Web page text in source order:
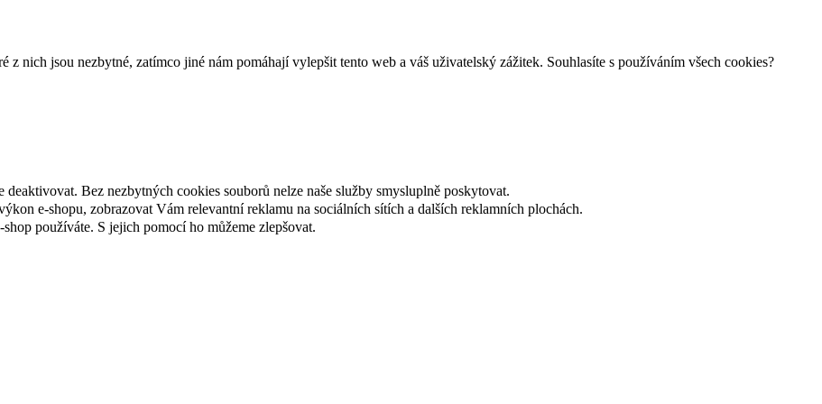
nich jsou nezbytné, zatímco jiné nám pomáhají vylepšit tento web a váš uživatelský zážitek. Souhlasíte s používáním všech cookies?
deaktivovat. Bez nezbytných cookies souborů nelze naše služby smysluplně poskytovat.
e-shopu, zobrazovat Vám relevantní reklamu na sociálních sítích a dalších reklamních plochách.
používáte. S jejich pomocí ho můžeme zlepšovat.